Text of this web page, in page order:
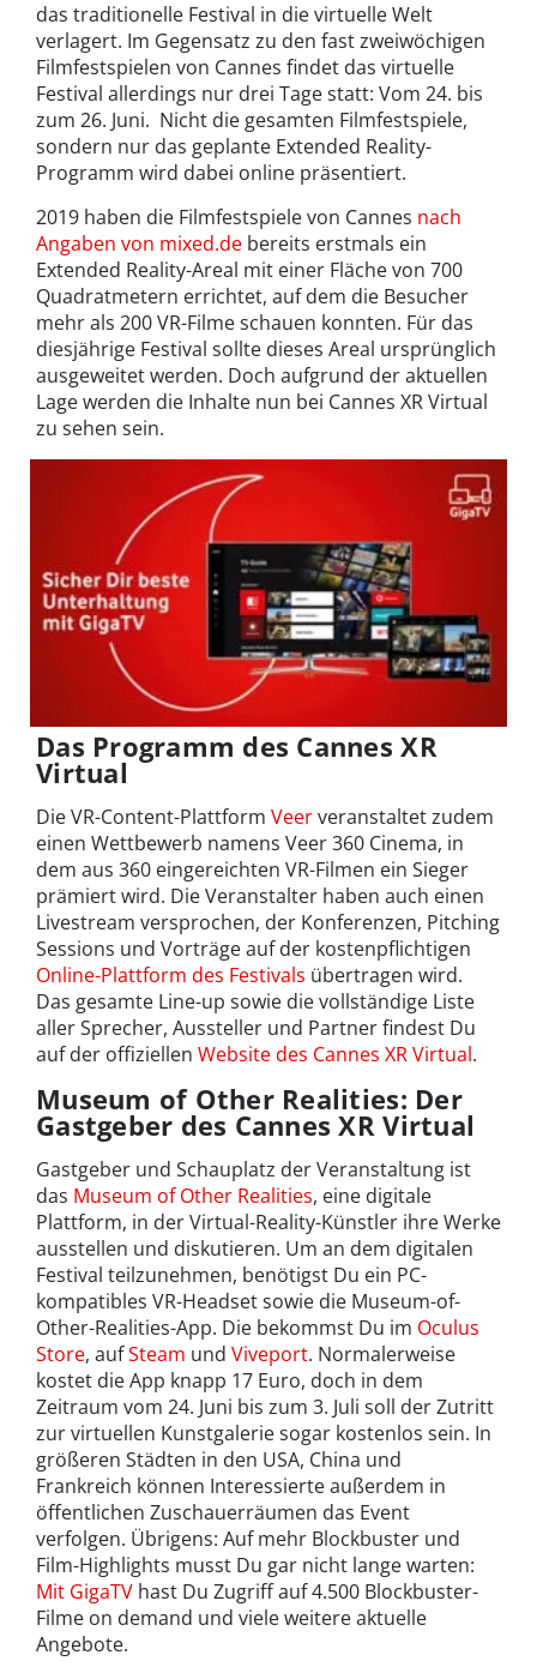
das traditionelle Festival in die virtuelle Welt
verlagert. Im Gegensatz zu den fast zweiwöchigen
Filmfestspielen von Cannes findet das virtuelle
Festival allerdings nur drei Tage statt: Vom 24. bis
zum 26. Juni. Nicht die gesamten Filmfestspiele,
sondern nur das geplante Extended Reality-
Programm wird dabei online präsentiert.
2019 haben die Filmfestspiele von Cannes nach
Angaben von mixed.de bereits erstmals ein
Extended Reality-Areal mit einer Fläche von 700
Quadratmetern errichtet, auf dem die Besucher
mehr als 200 VR-Filme schauen konnten. Für das
diesjährige Festival sollte dieses Areal ursprünglich
ausgeweitet werden. Doch aufgrund der aktuellen
Lage werden die Inhalte nun bei Cannes XR Virtual
zu sehen sein.
Das Programm des Cannes XR
Virtual
Die VR-Content-Plattform Veerveranstaltet zudem
einen Wettbewerb namens Veer 360 Cinema, in
dem aus 360 eingereichten VR-Filmen ein Sieger
prämiert wird. Die Veranstalter haben auch einen
Livestream versprochen, der Konferenzen, Pitching
Sessions und Vorträge auf der kostenpflichtigen
Online-Plattform des Festivals übertragen wird.
Das gesamte Line-up sowie die vollständige Liste
aller Sprecher, Aussteller und Partner findest Du
auf der offiziellen Website des Cannes XR Virtual.
Museum of Other Realities: Der
Gastgeber des Cannes XR Virtual
Gastgeber und Schauplatz der Veranstaltung ist
das Museum of Other Realities, eine digitale
Plattform, in der Virtual-Reality-Künstler ihre Werke
ausstellen und diskutieren. Um an dem digitalen
Festival teilzunehmen, benötigst Du ein PC-
kompatibles VR-Headset sowie die Museum-of-
Other-Realities-App. Die bekommst Du im Oculus
Store, aufSteam und Viveport. Normalerweise
kostet die App knapp 17 Euro, doch in dem
Zeitraum vom 24. Juni bis zum 3. Juli soll der Zutritt
zur virtuellen Kunstgalerie sogar kostenlos sein. In
größeren Städten in den USA, China und
Frankreich können Interessierte außerdem in
öffentlichen Zuschauerräumen das Event
verfolgen. Übrigens: Auf mehr Blockbuster und
Film-Highlights musst Du gar nicht lange warten:
Mit GigaTV hast Du Zugriff auf 4.500 Blockbuster-
Filme on demand und viele weitere aktuelle
Angebote.